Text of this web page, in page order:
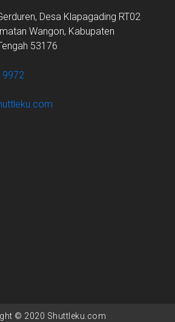
Desa Klapagading RT02
Wangon, Kabupaten
53176
9972
© 2020 Shuttleku.com